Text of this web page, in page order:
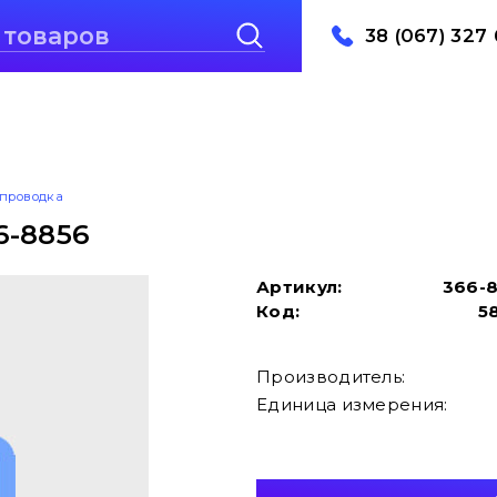
38 (067) 327
8856
Артикул:
366-
Код:
Производитель:
Единица измерения: